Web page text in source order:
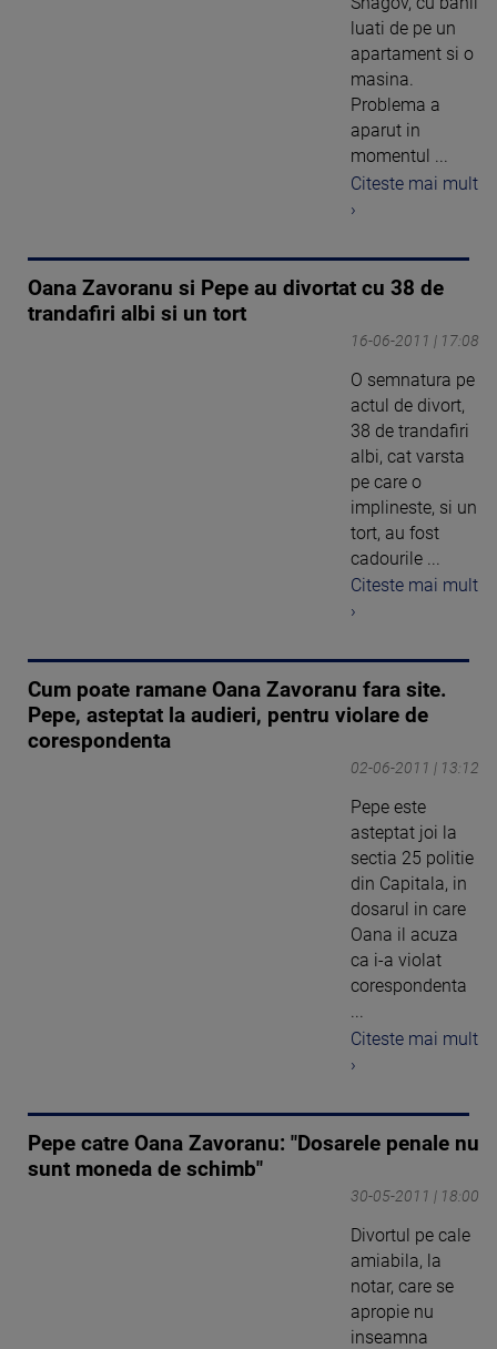
luati de pe un
apartament si o
masina.
Problema a
aparut in
momentul ...
Citeste mai mult
›
Oana Zavoranu si Pepe au divortat cu 38 de
trandafiri albi si un tort
16-06-2011 | 17:08
O semnatura pe
actul de divort,
38 de trandafiri
albi, cat varsta
pe care o
implineste, si un
tort, au fost
cadourile ...
Citeste mai mult
›
Cum poate ramane Oana Zavoranu fara site.
Pepe, asteptat la audieri, pentru violare de
corespondenta
02-06-2011 | 13:12
Pepe este
asteptat joi la
sectia 25 politie
din Capitala, in
dosarul in care
Oana il acuza
ca i-a violat
corespondenta
...
Citeste mai mult
›
Pepe catre Oana Zavoranu: "Dosarele penale nu
sunt moneda de schimb"
30-05-2011 | 18:00
Divortul pe cale
amiabila, la
notar, care se
apropie nu
inseamna